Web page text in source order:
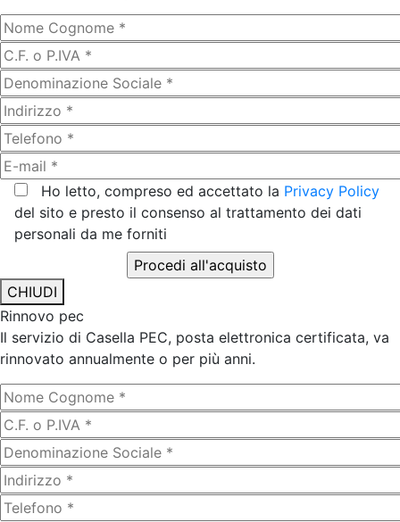
Ho letto, compreso ed accettato la Privacy Policy
del sito e presto il consenso al trattamento dei dati
personali da me forniti
CHIUDI
Rinnovo pec
Il servizio di Casella PEC, posta elettronica certificata, va
rinnovato annualmente o per più anni.